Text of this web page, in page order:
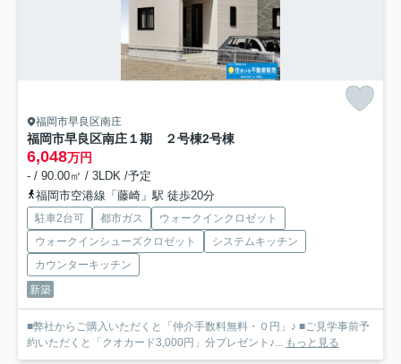
福岡市早良区南庄
福岡市早良区南庄１期 ２号棟2号棟
6,048万円
- / 90.00㎡ / 3LDK /予定
福岡市空港線「藤崎」駅 徒歩20分
駐車2台可 都市ガス
ウォークインクロゼット
ウォークインシューズクロゼット
システムキッチン
カウンターキッチン
新築
■弊社からご購入いただくと「仲介手数料無料・０円」♪ ■ご見学事前予
約いただくと「クオカード3,000円」分プレゼント♪... もっと見る